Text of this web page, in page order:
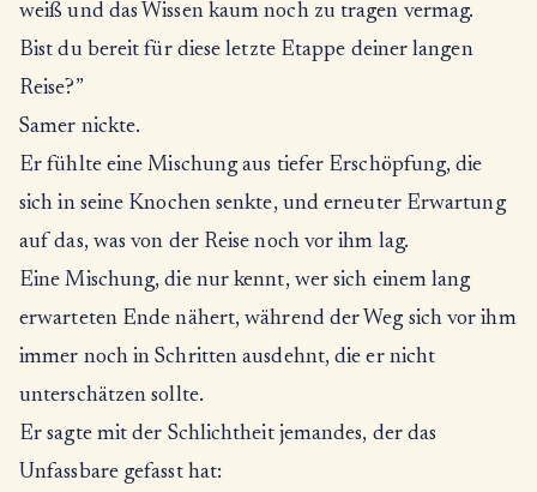
weiß und das Wissen kaum noch zu tragen vermag.
Bist du bereit für diese letzte Etappe deiner langen
Reise?”
Samer nickte.
Er fühlte eine Mischung aus tiefer Erschöpfung, die
sich in seine Knochen senkte, und erneuter Erwartung
auf das, was von der Reise noch vor ihm lag.
Eine Mischung, die nur kennt, wer sich einem lang
erwarteten Ende nähert, während der Weg sich vor ihm
immer noch in Schritten ausdehnt, die er nicht
unterschätzen sollte.
Er sagte mit der Schlichtheit jemandes, der das
Unfassbare gefasst hat: